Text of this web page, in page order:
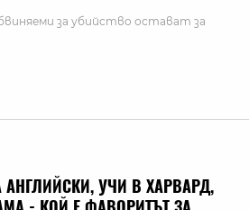
за убийство остават за
УЧИ В ХАРВАРД,